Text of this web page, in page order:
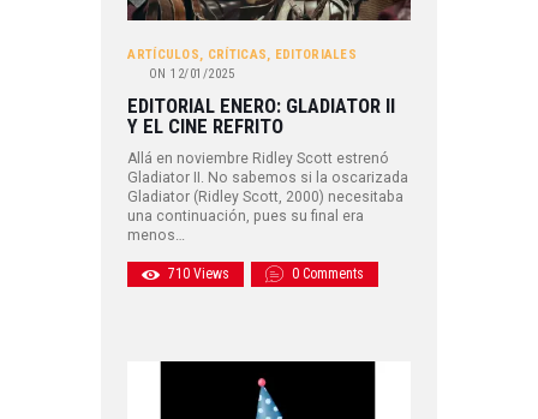
ARTÍCULOS, CRÍTICAS, EDITORIALES
ON 12/01/2025
EDITORIAL ENERO: GLADIATOR II
Y EL CINE REFRITO
Allá en noviembre Ridley Scott estrenó
Gladiator II. No sabemos si la oscarizada
Gladiator (Ridley Scott, 2000) necesitaba
una continuación, pues su final era
menos…
710 Views 0 Comments